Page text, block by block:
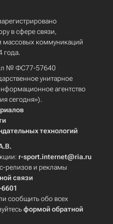
в сфере связи,
массовых коммуникаций
года.
Эл № ФС77-57640
унитарное
агентство
сегодня»).
технологий
r-sport.internet@ria.ru
релизов и рекламы
связи
сообщить обо всех
формой обратной